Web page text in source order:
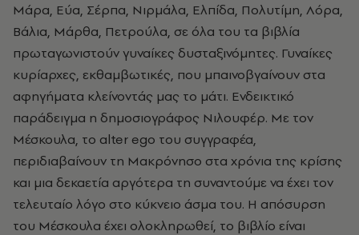
Μάρα, Εύα, Σέρπα, Νιρμάλα, Ελπίδα, Πολυτίμη, Λόρα,
Βάλια, Μάρθα, Πετρούλα, σε όλα του τα βιβλία
πρωταγωνιστούν γυναίκες δυσταξινόμητες. Γυναίκες
κυρίαρχες, εκθαμβωτικές, που μπαινοβγαίνουν στα
αφηγήματα κλείνοντάς μας το μάτι. Ενδεικτικό
παράδειγμα η δημοσιογράφος Νιλουφέρ. Με τον
Μέσκουλα, το alter ego του συγγραφέα,
περιδιαβαίνουν τη Μακρόνησο στα χρόνια της κρίσης
και μια δεκαετία αργότερα τη συναντούμε να έχει τον
τελευταίο λόγο στο κύκνειο άσμα του. Η απόσυρση
του Μέσκουλα έχει ολοκληρωθεί, το βιβλίο είναι